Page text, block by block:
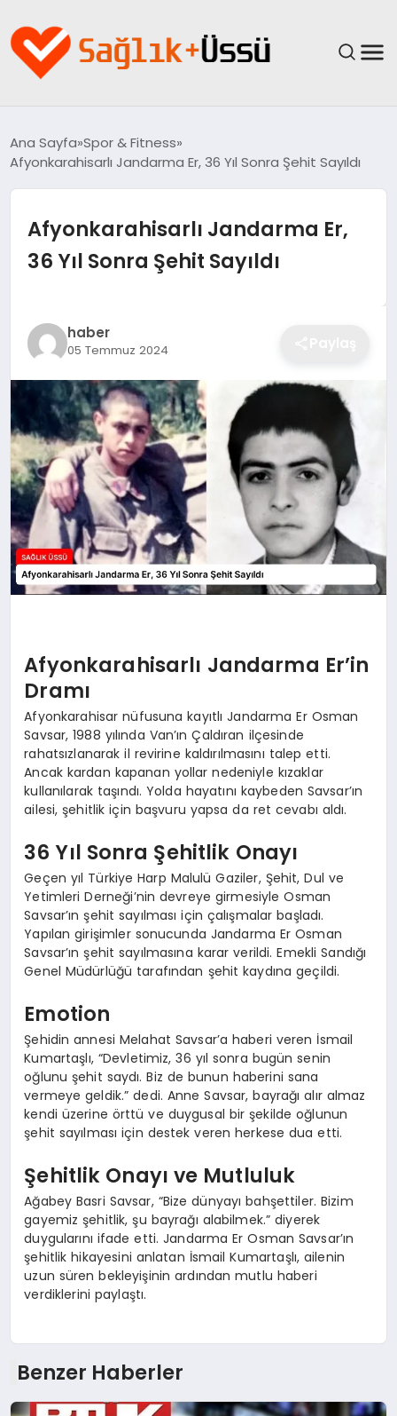
YAŞAM
SAĞLIK
GÜNCEL
BESLENME
Ana Sayfa Spor & Fitness
Afyonkarahisarlı Jandarma Er, 36 Yıl Sonra Şehit Sayıldı
Afyonkarahisarlı Jandarma Er,
36 Yıl Sonra Şehit Sayıldı
haber
05 Temmuz 2024
Afyonkarahisarlı Jandarma Er’in
Dramı
Afyonkarahisar nüfusuna kayıtlı Jandarma Er Osman
Savsar, 1988 yılında Van’ın Çaldıran ilçesinde
rahatsızlanarak il revirine kaldırılmasını talep etti.
Ancak kardan kapanan yollar nedeniyle kızaklar
kullanılarak taşındı. Yolda hayatını kaybeden Savsar’ın
ailesi, şehitlik için başvuru yapsa da ret cevabı aldı.
36 Yıl Sonra Şehitlik Onayı
Geçen yıl Türkiye Harp Malulü Gaziler, Şehit, Dul ve
Yetimleri Derneği’nin devreye girmesiyle Osman
Savsar’ın şehit sayılması için çalışmalar başladı.
Yapılan girişimler sonucunda Jandarma Er Osman
Savsar’ın şehit sayılmasına karar verildi. Emekli Sandığı
Genel Müdürlüğü tarafından şehit kaydına geçildi.
Emotion
Şehidin annesi Melahat Savsar’a haberi veren İsmail
Kumartaşlı, “Devletimiz, 36 yıl sonra bugün senin
oğlunu şehit saydı. Biz de bunun haberini sana
vermeye geldik.” dedi. Anne Savsar, bayrağı alır almaz
kendi üzerine örttü ve duygusal bir şekilde oğlunun
şehit sayılması için destek veren herkese dua etti.
Şehitlik Onayı ve Mutluluk
Ağabey Basri Savsar, “Bize dünyayı bahşettiler. Bizim
gayemiz şehitlik, şu bayrağı alabilmek.” diyerek
duygularını ifade etti. Jandarma Er Osman Savsar’ın
şehitlik hikayesini anlatan İsmail Kumartaşlı, ailenin
uzun süren bekleyişinin ardından mutlu haberi
verdiklerini paylaştı.
Benzer Haberler